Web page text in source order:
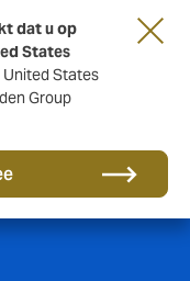
dat u op
States
United States
Group